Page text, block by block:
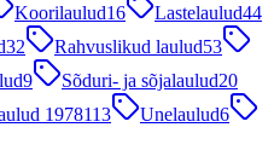
Koorilaulud16 Lastelaulud44
32 Rahvuslikud laulud53
9 Sõduri- ja sõjalaulud20
1978113 Unelaulud6